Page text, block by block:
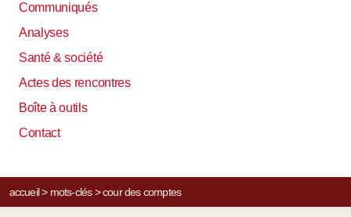
Communiqués
Analyses
Santé & société
Actes des rencontres
Boîte à outils
Contact
accueil> mots-clés> cour des comptes